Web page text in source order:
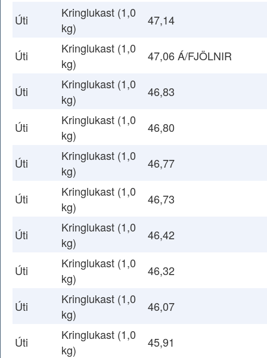
Úti
Kringlukast (1,0
kg)
47,14
Úti
Kringlukast (1,0
kg)
47,06 Á/FJÖLNIR
Úti
Kringlukast (1,0
kg)
46,83
Úti
Kringlukast (1,0
kg)
46,80
Úti
Kringlukast (1,0
kg)
46,77
Úti
Kringlukast (1,0
kg)
46,73
Úti
Kringlukast (1,0
kg)
46,42
Úti
Kringlukast (1,0
kg)
46,32
Úti
Kringlukast (1,0
kg)
46,07
Úti
Kringlukast (1,0
kg)
45,91